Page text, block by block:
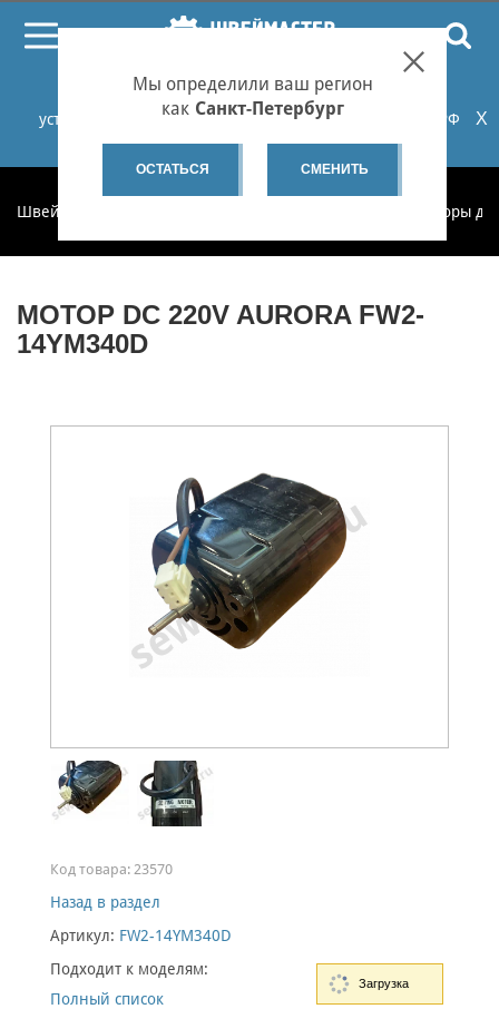
При проблемах с онлайн-оплатой заказов на сайте
установите российские сертификаты НУЦ Минцифры РФ
или используйте Яндекс.Браузер.Подробнее...
X
Мы определили ваш регион
как Санкт-Петербург
ОСТАТЬСЯ СМЕНИТЬ
Швеймастер Моторы
МОТОР DC 220V AURORA FW2-
14YM340D
Код товара: 23570
Назад в раздел
Артикул: FW2-14YM340D
Подходит к моделям:
Полный список
Загрузка